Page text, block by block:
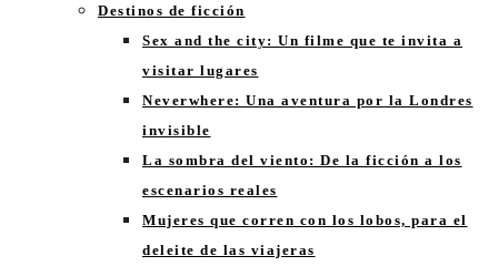
Destinos de ficción
Sex and the city: Un filme que te invita a
visitar lugares
Neverwhere: Una aventura por la Londres
invisible
La sombra del viento: De la ficción a los
escenarios reales
Mujeres que corren con los lobos, para el
deleite de las viajeras